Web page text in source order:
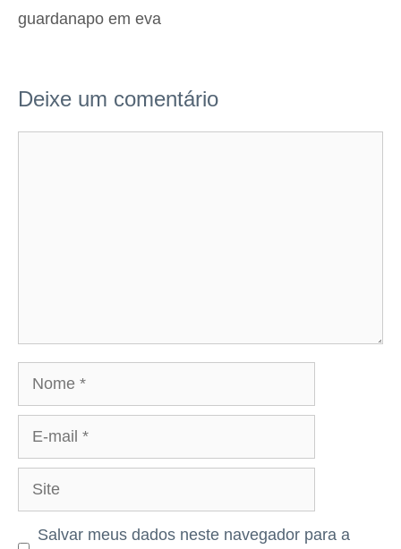
guardanapo em eva
Deixe um comentário
Nome
mail
Site
Salvar meus dados neste navegador para a